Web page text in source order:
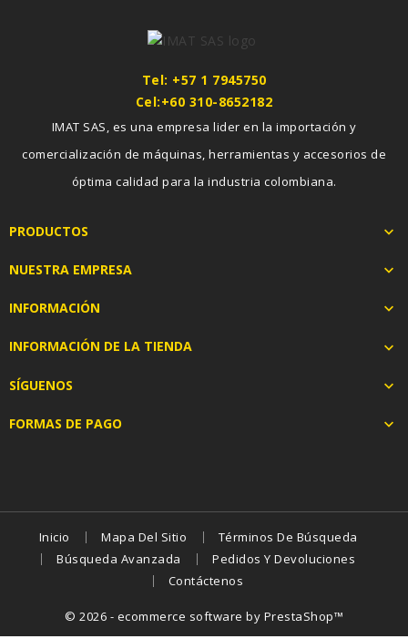
Tel: +57 1 7945750
Cel:+60 310-8652182
IMAT SAS, es una empresa lider en la importación y
comercialización de máquinas, herramientas y accesorios de
óptima calidad para la industria colombiana.
PRODUCTOS 
NUESTRA EMPRESA 
INFORMACIÓN 
INFORMACIÓN DE LA TIENDA 
SÍGUENOS 
FORMAS DE PAGO 
Inicio Mapa Del Sitio
Términos De Búsqueda
Búsqueda Avanzada
Pedidos Y Devoluciones
Contáctenos
© 2026 - ecommerce software by PrestaShop™